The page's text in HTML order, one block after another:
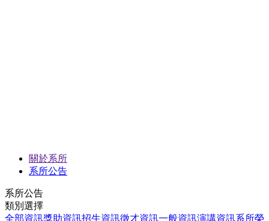
關於系所
系所公告
系所公告
類別選擇
全部資訊獎助資訊招生資訊徵才資訊一般資訊演講資訊系所榮